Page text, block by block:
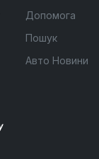
Допомога
Пошук
Авто Новини